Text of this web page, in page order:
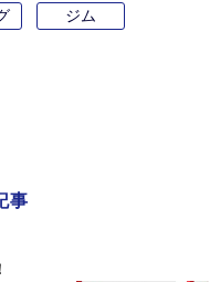
ジム
事